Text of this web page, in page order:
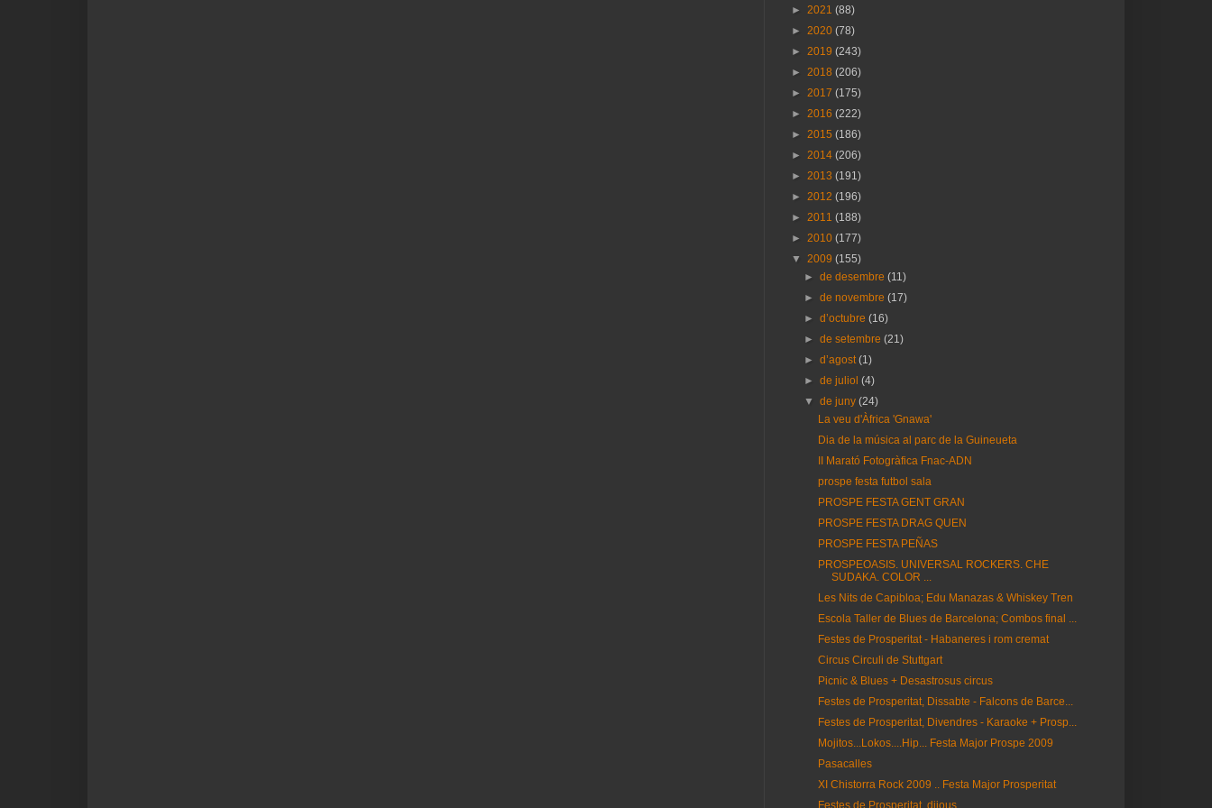
► 2021 (88)
► 2020 (78)
► 2019 (243)
► 2018 (206)
► 2017 (175)
► 2016 (222)
► 2015 (186)
► 2014 (206)
► 2013 (191)
► 2012 (196)
► 2011 (188)
► 2010 (177)
▼ 2009 (155)
►de desembre(11)
►de novembre(17)
►d’octubre(16)
►de setembre(21)
►d’agost(1)
►de juliol(4)
▼de juny(24)
La veu d'Àfrica 'Gnawa'
Dia de la música al parc de la Guineueta
II Marató Fotogràfica Fnac-ADN
prospe festa futbol sala
PROSPE FESTA GENT GRAN
PROSPE FESTA DRAG QUEN
PROSPE FESTA PEÑAS
PROSPEOASIS. UNIVERSAL ROCKERS. CHE
SUDAKA. COLOR ...
Les Nits de Capibloa; Edu Manazas & Whiskey Tren
Escola Taller de Blues de Barcelona; Combos final ...
Festes de Prosperitat - Habaneres i rom cremat
Circus Circuli de Stuttgart
Picnic & Blues + Desastrosus circus
Festes de Prosperitat, Dissabte - Falcons de Barce...
Festes de Prosperitat, Divendres - Karaoke + Prosp...
Mojitos...Lokos....Hip... Festa Major Prospe 2009
Pasacalles
XI Chistorra Rock 2009 .. Festa Major Prosperitat
Festes de Prosperitat, dijous